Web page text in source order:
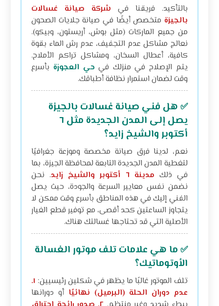
بالتأكيد. فريقنا في شركة صيانة غسالات
بالجيزة متخصص أيضًا في صيانة جلايات الصحون
من جميع الماركات (مثل بوش، أريستون، وبيكو).
نعالج مشاكل عدم التجفيف، عدم رش الماء بقوة
كافية، أعطال السخان، ومشاكل تراكم الأملاح.
يتم الإصلاح في منزلك في حي العجوزة بأسرع
وقت لضمان استمرار نظافة أطباقك.
✅ هل فني صيانة غسالات بالجيزة
يصل إلى المدن الجديدة مثل ٦
أكتوبر والشيخ زايد؟
نعم، لدينا فرق صيانة مخصصة وموزعة جغرافيًا
لتغطية المدن الجديدة التابعة لمحافظة الجيزة، بما
في ذلك مدينة ٦ أكتوبر والشيخ زايد
. نحن
نضمن نفس معايير السرعة والجودة، حيث يصل
الفني إليك في هذه المناطق بأسرع وقت ممكن لا
يتجاوز الساعتين كحد أقصى، مع توفير قطع الغيار
الأصلية التي قد تحتاجها غسالتك هناك.
✅ ما هي علامات تلف موتور الغسالة
الأوتوماتيك؟
تلف الموتور غالبًا ما يظهر في شكلين رئيسيين: ١.
عدم دوران الحلة (البرميل) نهائيًا أو دورانها